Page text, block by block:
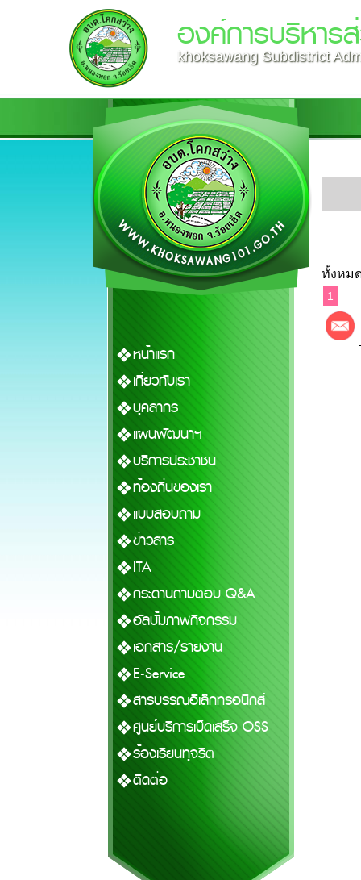
องค์การบริหาร
khoksawang Subdistrict
หน้าแรก
เกี่ยวกับเรา
บุคลากร
แผนพัฒนาฯ
บริการประชาชน
ท้องถิ่นของเรา
แบบสอบถาม
ข่าวสาร
ITA
กระดานถามตอบ Q&A
อัลบั้มภาพกิจกรรม
เอกสาร/รายงาน
E-Service
สารบรรณอิเล็กทรอนิกส์
ศูนย์บริการเบ็ดเสร็จ OSS
ร้องเรียนทุจริต
ติดต่อ
ทั้งหม
1